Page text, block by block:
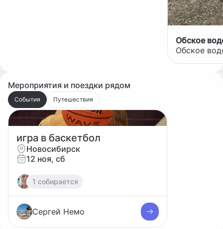
Обское
Обское
Мероприятия и поездки рядом
События Путешествия
игра в баскетбол
Новосибирск
12 ноя, сб
1 собирается
Сергей Немо